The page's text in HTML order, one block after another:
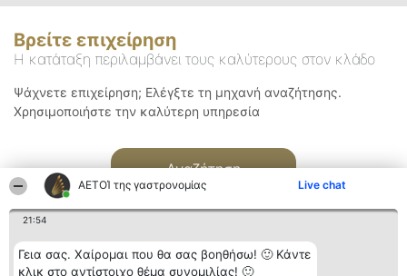
ΑΕΤΟΊ της γαστρονομίας Live chat
21:54
Γεια σας. Χαίρομαι που θα σας βοηθήσω! 🙂 Κάντε
κλικ στο αντίστοιχο θέμα συνομιλίας! 🙂
Βρείτε επιχείρηση
Η κατάταξη περιλαμβάνει τους καλύτερους στον κλάδο
Ψάχνετε επιχείρηση; Ελέγξτε τη μηχανή αναζήτησης.
Χρησιμοποιήστε την καλύτερη υπηρεσία
Αναζήτηση